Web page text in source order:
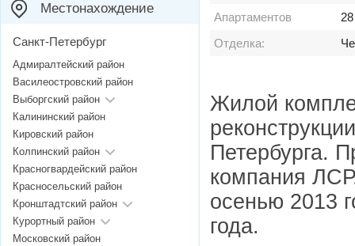
Апартаментов
28
Отделка:
Жилой
Петербурга.
компания
осенью 2013
года.
Местонахождение
Санкт-Петербург
Адмиралтейский район
Василеостровский район
Выборгский район
Калининский район
Кировский район
Колпинский район
Красногвардейский район
Красносельский район
Кронштадтский район
Курортный район
Московский район